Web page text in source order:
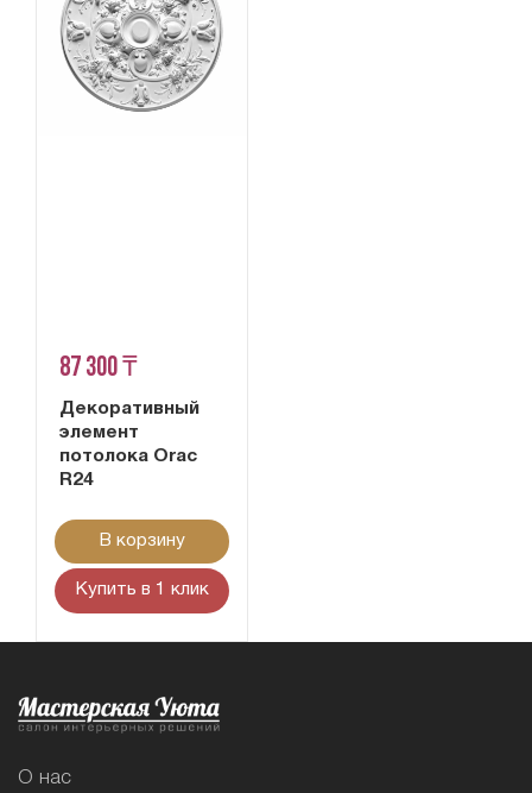
87 300 ₸
Декоративный
элемент
потолока Orac
R24
В корзину
Купить в 1 клик
О нас